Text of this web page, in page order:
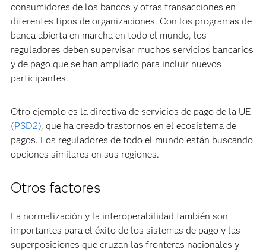
consumidores de los bancos y otras transacciones en
diferentes tipos de organizaciones. Con los programas de
banca abierta en marcha en todo el mundo, los
reguladores deben supervisar muchos servicios bancarios
y de pago que se han ampliado para incluir nuevos
participantes.
Otro ejemplo es la directiva de servicios de pago de la UE
(PSD2), que ha creado trastornos en el ecosistema de
pagos. Los reguladores de todo el mundo están buscando
opciones similares en sus regiones.
Otros factores
La normalización y la interoperabilidad también son
importantes para el éxito de los sistemas de pago y las
superposiciones que cruzan las fronteras nacionales y